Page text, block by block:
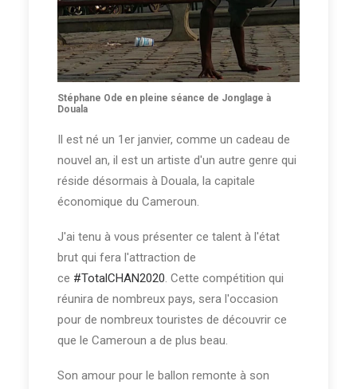
rythme dans la "crinière". Il se promenait,
trouvait la sympathie du public et dansait,
dansait au point où on n'oubliait l'hymne du
CHAN.
Nous avons désormais notre mascotte, Tara
il ne manque plus que le CHAN 2020 rendez-
vous au mois d'Avril.
#TotalCHAN2020 #CocanCmr2020
Pour lire un autre article en lien avec le CHAN
Stéphane Ode en pleine séance de Jonglage à
Douala
Il est né un 1er janvier, comme un cadeau de
nouvel an, il est un artiste d'un autre genre qui
réside désormais à Douala, la capitale
économique du Cameroun.
J'ai tenu à vous présenter ce talent à l'état
brut qui fera l'attraction de
ce #TotalCHAN2020. Cette compétition qui
réunira de nombreux pays, sera l'occasion
pour de nombreux touristes de découvrir ce
que le Cameroun a de plus beau.
Son amour pour le ballon remonte à son